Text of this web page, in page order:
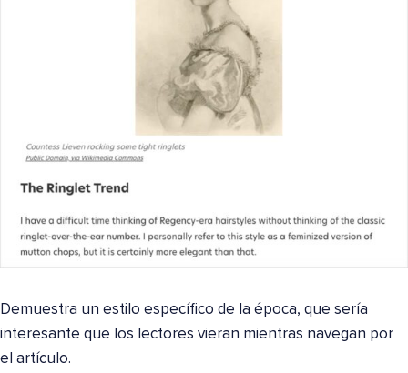
Demuestra un estilo específico de la época, que sería
interesante que los lectores vieran mientras navegan por
el artículo.